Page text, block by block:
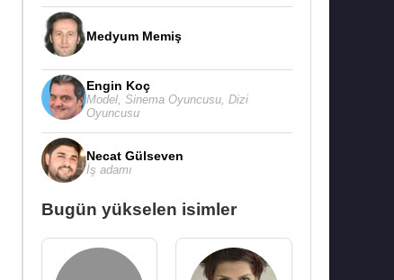
Medyum Memiş
Engin Koç
Model, Sinema Oyuncusu, Dizi
Oyuncusu
Necat Gülseven
İş adamı
Bugün yükselen isimler